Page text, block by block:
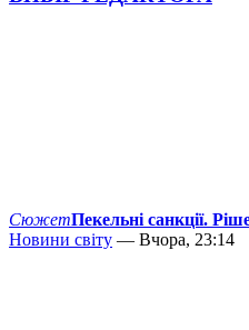
СюжетПекельні санкції.
Новини світу — Вчора, 23:14